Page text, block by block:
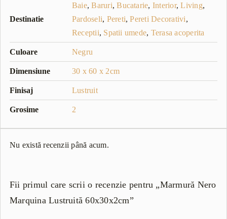
Destinatie
Baie,Baruri,Bucatarie, Interior,Living,
Pardoseli, Pereti,Pereti Decorativi,
Receptii, Spatii umede, Terasa acoperita
Culoare Negru
Dimensiune 30 x 60 x 2cm
Finisaj Lustruit
Grosime 2
Nu există recenzii până acum.
Fii primul care scrii o recenzie pentru „Marmură Nero
Marquina Lustruită 60x30x2cm”